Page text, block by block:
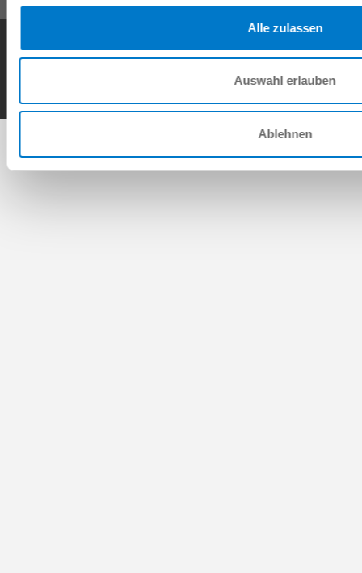
Alle zulassen
Auswahl erlauben
Ablehnen
Copyright © ZIMMER GROUP 2026